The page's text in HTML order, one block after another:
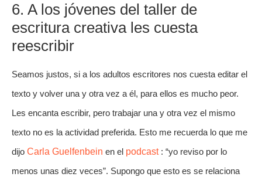
6. A los jóvenes del taller de
escritura creativales cuesta
reescribir
Seamos justos, si a los adultos escritores nos cuesta editar el
texto y volver una y otra vez a él, para ellos es mucho peor.
Les encanta escribir, pero trabajar una y otra vez el mismo
texto no es la actividad preferida. Esto me recuerda lo que me
dijo Carla Guelfenbein en el podcast: “yo reviso por lo
menos unas diez veces”. Supongo que esto es se relaciona